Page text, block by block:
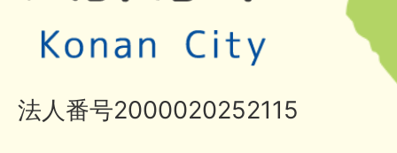
法人番号2000020252115